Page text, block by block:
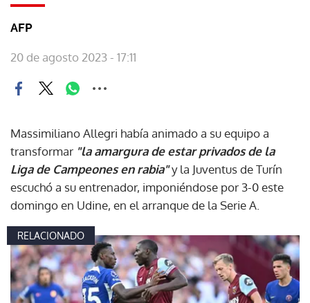
AFP
20 de agosto 2023 - 17:11
Massimiliano Allegri había animado a su equipo a
transformar "la amargura de estar privados de la
Liga de Campeones en rabia"y la Juventus de Turín
escuchó a su entrenador, imponiéndose por 3-0 este
domingo en Udine, en el arranque de la Serie A.
RELACIONADO